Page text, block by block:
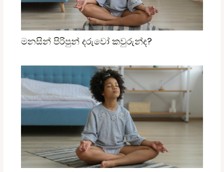
මනසින් පිරිපුන් දරුවෝ කවුරුන්ද?